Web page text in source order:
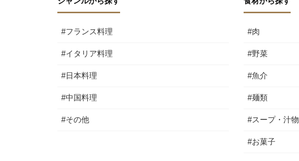
#フランス料理
#イタリア料理
#日本料理
#中国料理
#その他
#肉
#野菜
#魚介
#麺類
#スープ・汁物
#お菓子